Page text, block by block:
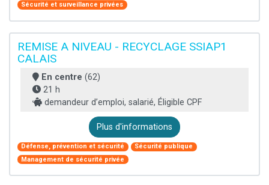
Sécurité et surveillance privées
REMISE A NIVEAU - RECYCLAGE SSIAP1
CALAIS
En centre (62)
21 h
demandeur d’emploi, salarié, Éligible CPF
Plus d'informations
Défense, prévention et sécurité
Sécurité publique
Management de sécurité privée